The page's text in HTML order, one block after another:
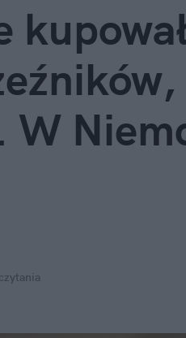
W
czytania